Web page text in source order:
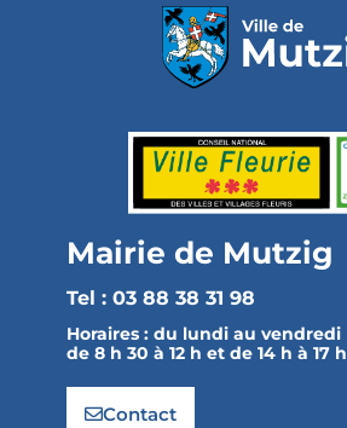
Mairie de Mutzig
Tel : 03 88 38 31 98
Horaires : du lundi au vendredi
de 8 h 30 à 12 h et de 14 h à 17 h
Contact